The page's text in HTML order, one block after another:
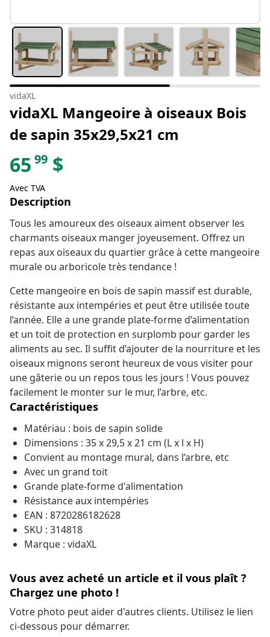
vidaXL
vidaXL Mangeoire à oiseaux Bois
de sapin 35x29,5x21 cm
65 99 $
Avec TVA
Description
Tous les amoureux des oiseaux aiment observer les
charmants oiseaux manger joyeusement. Offrez un
repas aux oiseaux du quartier grâce à cette mangeoire
murale ou arboricole très tendance !
Cette mangeoire en bois de sapin massif est durable,
résistante aux intempéries et peut être utilisée toute
l’année. Elle a une grande plate-forme d’alimentation
et un toit de protection en surplomb pour garder les
aliments au sec. Il suffit d’ajouter de la nourriture et les
oiseaux mignons seront heureux de vous visiter pour
une gâterie ou un repos tous les jours ! Vous pouvez
facilement le monter sur le mur, l’arbre, etc.
Caractéristiques
Matériau : bois de sapin solide
Dimensions : 35 x 29,5 x 21 cm (L x l x H)
Convient au montage mural, dans l’arbre, etc
Avec un grand toit
Grande plate-forme d'alimentation
Résistance aux intempéries
EAN : 8720286182628
SKU : 314818
Marque : vidaXL
Vous avez acheté un article et il vous plaît ?
Chargez une photo !
Votre photo peut aider d'autres clients. Utilisez le lien
ci-dessous pour démarrer.